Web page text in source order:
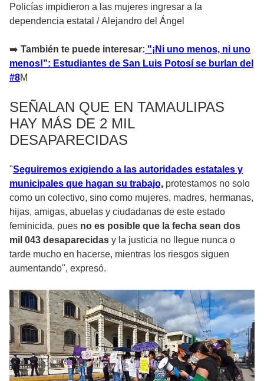
Policías impidieron a las mujeres ingresar a la
dependencia estatal /Alejandro del Ángel
➡️ También te puede interesar: "¡Ni uno menos, ni uno
menos!”: Estudiantes de San Luis Potosí se burlan del
#8M
SEÑALAN QUE EN TAMAULIPAS
HAY MÁS DE 2 MIL
DESAPARECIDAS
"Seguiremos exigiendo a las autoridades estatales y
municipales que hagan su trabajo, protestamos no solo
como un colectivo, sino como mujeres, madres, hermanas,
hijas, amigas, abuelas y ciudadanas de este estado
feminicida, pues no es posible que la fecha sean dos
mil 043 desaparecidas y la justicia no llegue nunca o
tarde mucho en hacerse, mientras los riesgos siguen
aumentando", expresó.